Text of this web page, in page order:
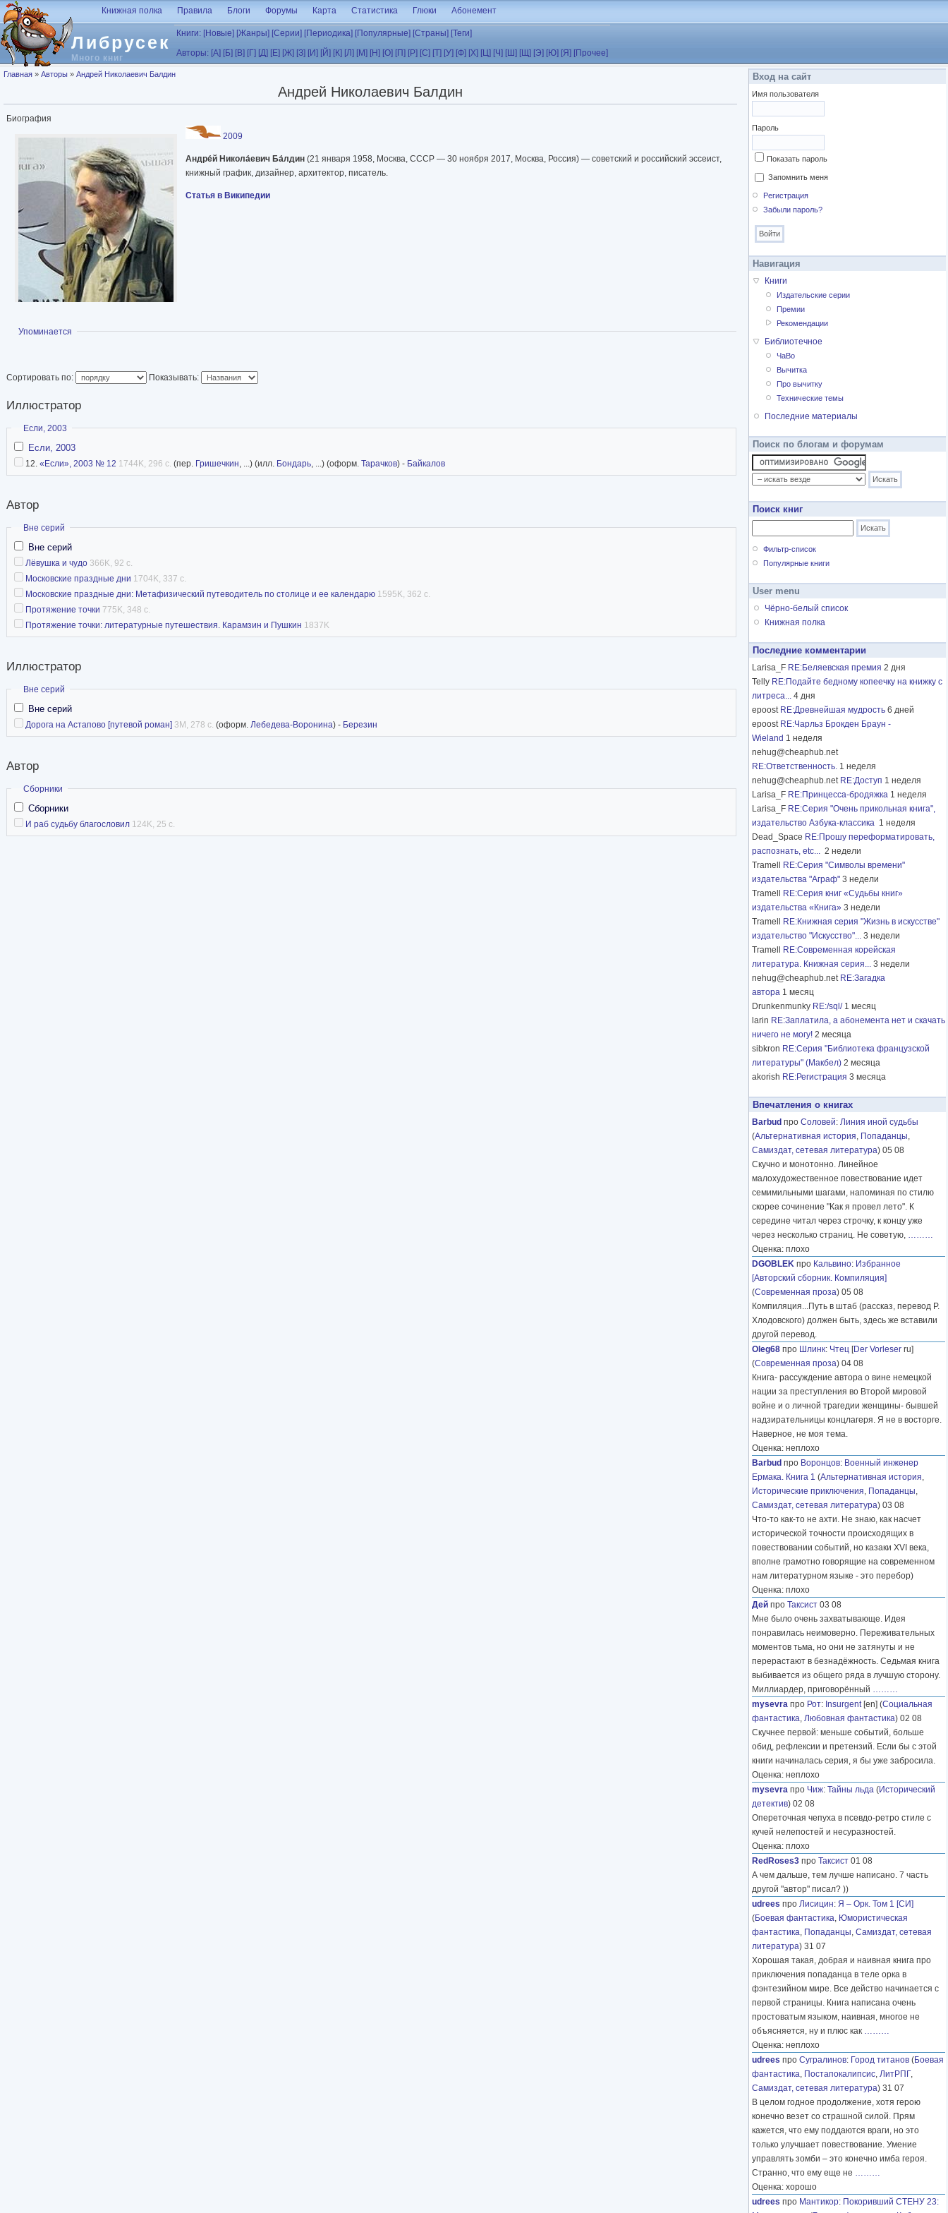
Перейти к основному содержанию
Либрусек
Много книг
Книжная полка Правила Блоги Форумы Карта Статистика Глюки Абонемент
Книги: [Новые] [Жанры] [Серии] [Периодика] [Популярные] [Страны] [Теги]
Авторы: [А] [Б] [В] [Г] [Д] [Е] [Ж] [З] [И] [Й] [К] [Л] [М] [Н] [О] [П] [Р] [С] [Т] [У] [Ф] [Х] [Ц] [Ч] [Ш] [Щ] [Э] [Ю] [Я] [Прочее]
Вы здесь
Главная » Авторы » Андрей Николаевич Балдин
Андрей Николаевич Балдин
Биография
2009
Андре́й Никола́евич Ба́лдин (21 января 1958, Москва, СССР — 30 ноября 2017, Москва, Россия) — советский и российский эссеист,
книжный график, дизайнер, архитектор, писатель.
Статья в Википедии
Показать
Упоминается
Сортировать по: Показывать:
Иллюстратор
Скрыть
Если, 2003
Если, 2003
12. «Если», 2003 № 12 1744K, 296 с. (пер. Гришечкин, ...) (илл. Бондарь, ...) (оформ. Тарачков) - Байкалов
Автор
Скрыть
Вне серий
Вне серий
Лёвушка и чудо 366K, 92 с.
Московские праздные дни 1704K, 337 с.
Московские праздные дни: Метафизический путеводитель по столице и ее календарю 1595K, 362 с.
Протяжение точки 775K, 348 с.
Протяжение точки: литературные путешествия. Карамзин и Пушкин 1837K
Иллюстратор
Скрыть
Вне серий
Вне серий
Дорога на Астапово [путевой роман] 3M, 278 с. (оформ. Лебедева-Воронина) - Березин
Автор
Скрыть
Сборники
Сборники
И раб судьбу благословил 124K, 25 с.
Вход на сайт
Имя пользователя
Пароль
Показать пароль
Запомнить меня
Регистрация
Забыли пароль?
Навигация
Книги
Издательские серии
Премии
Рекомендации
Библиотечное
ЧаВо
Вычитка
Про вычитку
Технические темы
Последние материалы
Поиск по блогам и форумам
Поиск книг
Фильтр-список
Популярные книги
User menu
Чёрно-белый список
Книжная полка
Последние комментарии
Larisa_F RE:Беляевская премия 2 дня
Telly RE:Подайте бедному копеечку на книжку с
литреса... 4 дня
epoost RE:Древнейшая мудрость 6 дней
epoost RE:Чарльз Брокден Браун -
Wieland 1 неделя
nehug@cheaphub.net
RE:Ответственность. 1 неделя
nehug@cheaphub.net RE:Доступ 1 неделя
Larisa_F RE:Принцесса-бродяжка 1 неделя
Larisa_F RE:Серия "Очень прикольная книга",
издательство Азбука-классика 1 неделя
Dead_Space RE:Прошу переформатировать,
распознать, etc... 2 недели
Tramell
RE:Серия "Символы времени"
издательства "Аграф" 3 недели
Tramell
RE:Серия книг «Судьбы книг»
издательства «Книга» 3 недели
Tramell
RE:Книжная серия "Жизнь в искусстве"
издательство "Искусство"... 3 недели
Tramell
RE:Современная корейская
литература. Книжная серия... 3 недели
nehug@cheaphub.net RE:Загадка
автора 1 месяц
Drunkenmunky RE:/sql/ 1 месяц
larin RE:Заплатила, а абонемента нет и скачать
ничего не могу! 2 месяца
sibkron RE:Серия "Библиотека французской
литературы" (Макбел) 2 месяца
akorish RE:Регистрация 3 месяца
Впечатления о книгах
Barbud про Соловей: Линия иной судьбы
(Альтернативная история, Попаданцы,
Самиздат, сетевая литература) 05 08
Скучно и монотонно. Линейное
малохудожественное повествование идет
семимильными шагами, напоминая по стилю
скорее сочинение "Как я провел лето". К
середине читал через строчку, к концу уже
через несколько страниц. Не советую, ………
Оценка: плохо
DGOBLEK про Кальвино: Избранное
[Авторский сборник. Компиляция]
(Современная проза) 05 08
Компиляция...Путь в штаб (рассказ, перевод Р.
Хлодовского) должен быть, здесь же вставили
другой перевод.
Oleg68 про Шлинк: Чтец [Der Vorleser ru]
(Современная проза) 04 08
Книга- рассуждение автора о вине немецкой
нации за преступления во Второй мировой
войне и о личной трагедии женщины- бывшей
надзирательницы концлагеря. Я не в восторге.
Наверное, не моя тема.
Оценка: неплохо
Barbud про Воронцов: Военный инженер
Ермака. Книга 1 (Альтернативная история,
Исторические приключения, Попаданцы,
Самиздат, сетевая литература) 03 08
Что-то как-то не ахти. Не знаю, как насчет
исторической точности происходящих в
повествовании событий, но казаки XVI века,
вполне грамотно говорящие на современном
нам литературном языке - это перебор)
Оценка: плохо
Дей про Таксист 03 08
Мне было очень захватывающе. Идея
понравилась неимоверно. Переживательных
моментов тьма, но они не затянуты и не
перерастают в безнадёжность. Седьмая книга
выбивается из общего ряда в лучшую сторону.
Миллиардер, приговорённый ………
mysevra про Рот: Insurgent[en] (Социальная
фантастика, Любовная фантастика) 02 08
Скучнее первой: меньше событий, больше
обид, рефлексии и претензий. Если бы с этой
книги начиналась серия, я бы уже забросила.
Оценка: неплохо
mysevra про Чиж: Тайны льда (Исторический
детектив) 02 08
Опереточная чепуха в псевдо-ретро стиле с
кучей нелепостей и несуразностей.
Оценка: плохо
RedRoses3 про Таксист 01 08
А чем дальше, тем лучше написано. 7 часть
другой "автор" писал? ))
udrees про Лисицин: Я – Орк. Том 1 [СИ]
(Боевая фантастика, Юмористическая
фантастика, Попаданцы, Самиздат, сетевая
литература) 31 07
Хорошая такая, добрая и наивная книга про
приключения попаданца в теле орка в
фэнтезийном мире. Все действо начинается с
первой страницы. Книга написана очень
простоватым языком, наивная, многое не
объясняется, ну и плюс как ………
Оценка: неплохо
udrees про Сугралинов: Город титанов (Боевая
фантастика, Постапокалипсис, ЛитРПГ,
Самиздат, сетевая литература) 31 07
В целом годное продолжение, хотя герою
конечно везет со страшной силой. Прям
кажется, что ему поддаются враги, но это
только улучшает повествование. Умение
управлять зомби – это конечно имба героя.
Странно, что ему еще не ………
Оценка: хорошо
udrees про Мантикор: Покоривший СТЕНУ 23: